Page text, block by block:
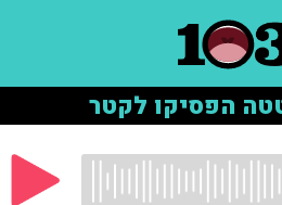
הפסיקו לקטר